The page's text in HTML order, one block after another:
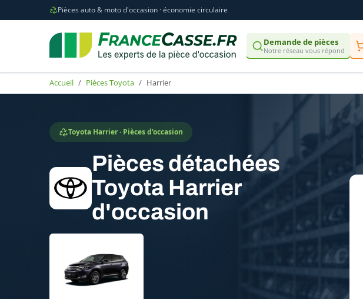
Pièces auto & moto d'occasion · économie circulaire
Demande de pièces
Notre réseau vous répond
Accueil Pièces Toyota Harrier
Toyota Harrier · Pièces d'occasion
Pièces détachées
Toyota Harrier
d'occasion